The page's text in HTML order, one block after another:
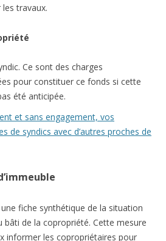
travaux.
Ce sont des charges
pour constituer ce fonds si cette
été anticipée.
et sans engagement, vos
de syndics avec d’autres proches de
fiche synthétique de la situation
bâti de la copropriété. Cette mesure
informer les copropriétaires pour